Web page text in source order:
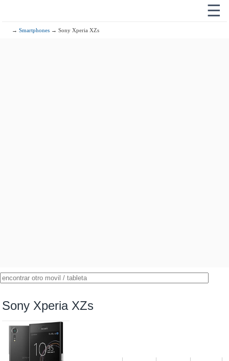
☰
→Smartphones → Sony Xperia XZs
Sony Xperia XZs